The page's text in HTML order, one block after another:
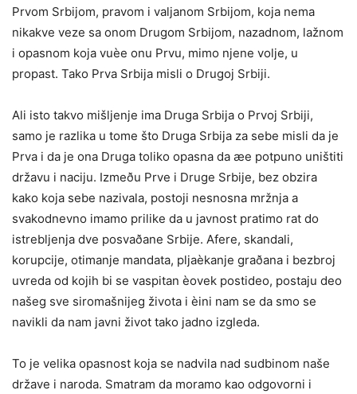
Prvom Srbijom, pravom i valjanom Srbijom, koja nema
nikakve veze sa onom Drugom Srbijom, nazadnom, lažnom
i opasnom koja vuèe onu Prvu, mimo njene volje, u
propast. Tako Prva Srbija misli o Drugoj Srbiji.
Ali isto takvo mišljenje ima Druga Srbija o Prvoj Srbiji,
samo je razlika u tome što Druga Srbija za sebe misli da je
Prva i da je ona Druga toliko opasna da æe potpuno uništiti
državu i naciju. Izmeðu Prve i Druge Srbije, bez obzira
kako koja sebe nazivala, postoji nesnosna mržnja a
svakodnevno imamo prilike da u javnost pratimo rat do
istrebljenja dve posvaðane Srbije. Afere, skandali,
korupcije, otimanje mandata, pljaèkanje graðana i bezbroj
uvreda od kojih bi se vaspitan èovek postideo, postaju deo
našeg sve siromašnijeg života i èini nam se da smo se
navikli da nam javni život tako jadno izgleda.
To je velika opasnost koja se nadvila nad sudbinom naše
države i naroda. Smatram da moramo kao odgovorni i